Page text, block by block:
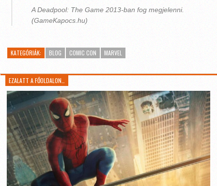
A Deadpool: The Game 2013-ban fog megjelenni.
(GameKapocs.hu)
KATEGÓRIÁK: BLOG COMIC CON MARVEL
EZALATT A FŐOLDALON…